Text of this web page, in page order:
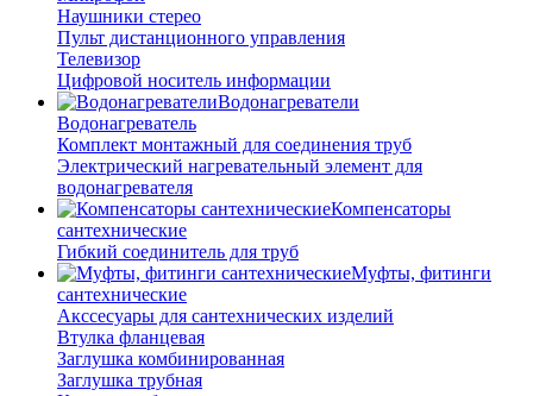
Наушники стерео
Пульт дистанционного управления
Телевизор
Цифровой носитель информации
Водонагреватели
Водонагреватель
Комплект монтажный для соединения труб
Электрический нагревательный элемент для
водонагревателя
Компенсаторы
сантехнические
Гибкий соединитель для труб
Муфты, фитинги
сантехнические
Акссесуары для сантехнических изделий
Втулка фланцевая
Заглушка комбинированная
Заглушка трубная